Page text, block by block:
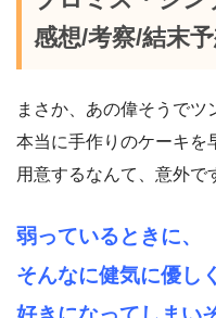
感想/考察/結末
まさか、あの偉そうでツ
本当に手作りのケーキを
用意するなんて、意外で
弱っているときに、
そんなに健気に優し